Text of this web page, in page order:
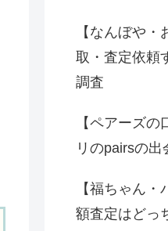
【なんぼや
取・査定依頼
調査
【ペアーズ
リのpairsの出
【福ちゃん
額査定はどっ